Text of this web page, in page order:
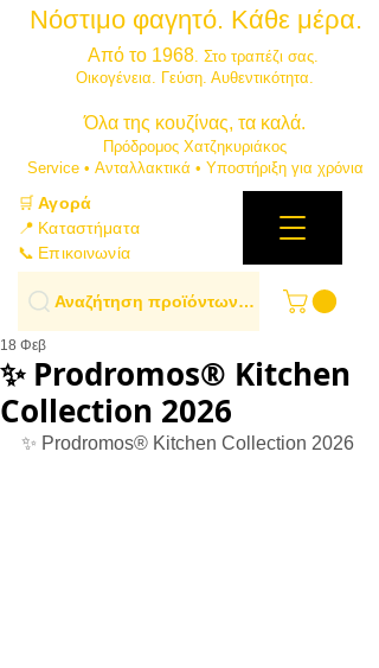
Νόστιμο φαγητό. Κάθε μέρα.
Από το 1968. Στο τραπέζι σας.
​Οικογένεια. Γεύση. Αυθεντικότητα.
​Όλα της κουζίνας, τα καλά.
Πρόδρομος Χατζηκυριάκος
​Service • Ανταλλακτικά • Υποστήριξη για χρόνια
🛒Αγορά
📍 Καταστήματα
📞 Επικοινωνία
Αναζήτηση προϊόντων…
✨ Prodromos® Kitchen
Collection 2026
18 Φεβ
✨ Prodromos® Kitchen Collection 2026